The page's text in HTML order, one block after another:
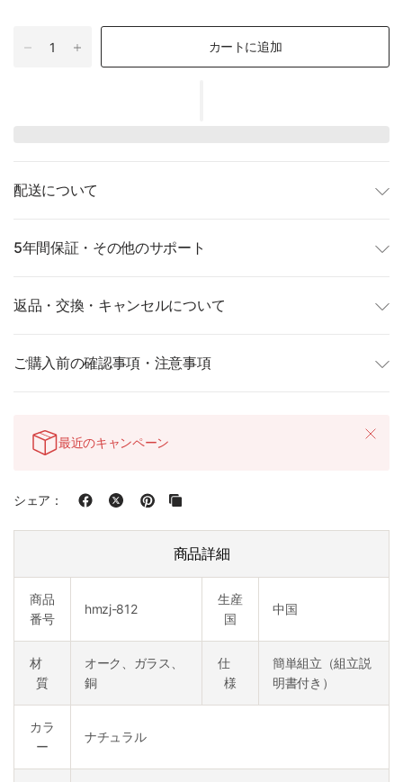
カートに追加
配送について
5年間保証・その他のサポート
返品・交換・キャンセルについて
ご購入前の確認事項・注意事項
最近のキャンペーン
シェア：
商品詳細
商品
番号
hmzj-812
生産
国
中国
材
質
オーク、ガラス、
銅
仕
様
簡単組立（組立説
明書付き）
カラ
ー
ナチュラル